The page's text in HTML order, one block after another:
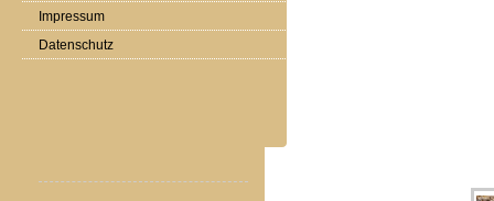
Impressum
Datenschutz